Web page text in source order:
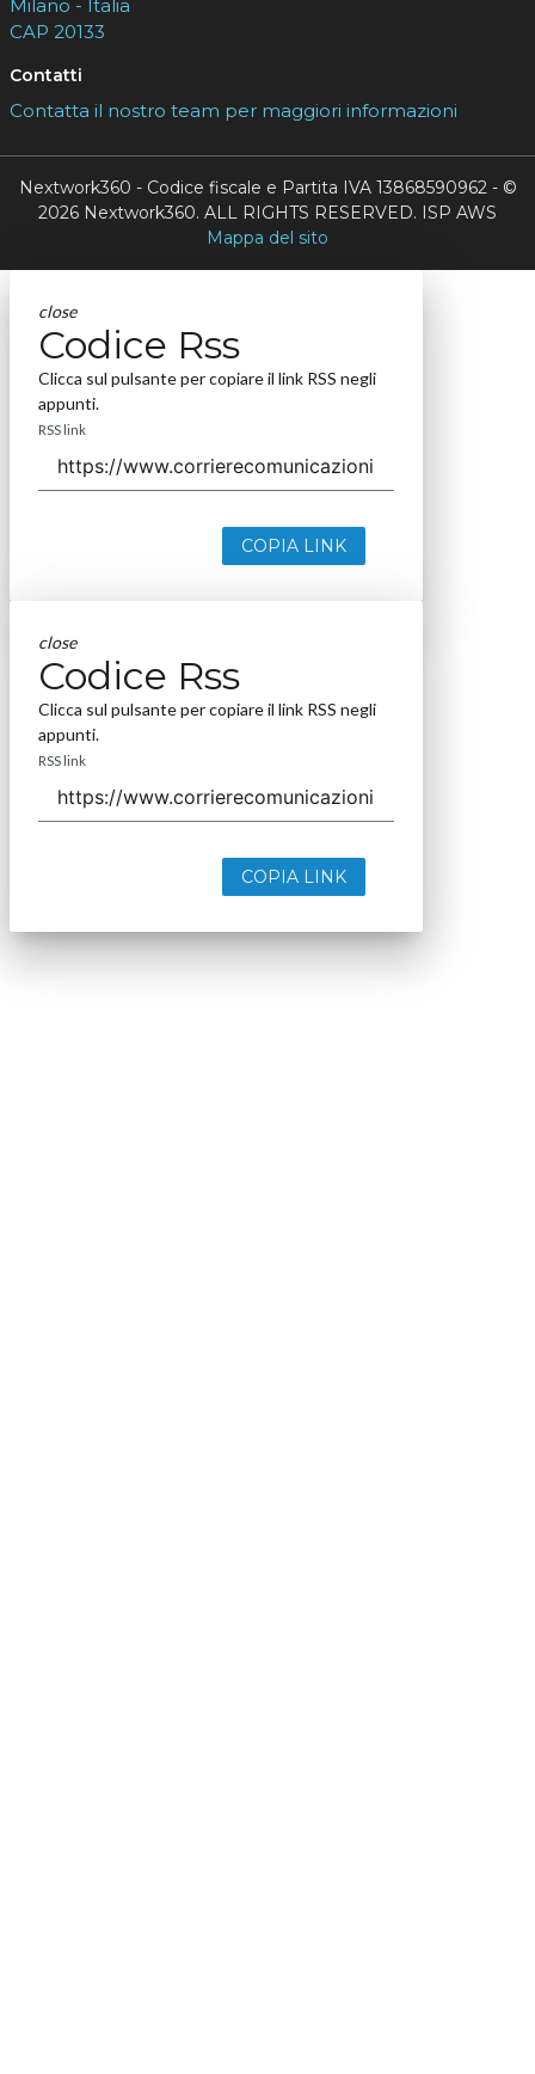
Milano - Italia
CAP 20133
Contatti
Contatta il nostro team per maggiori informazioni
Nextwork360 - Codice fiscale e Partita IVA 13868590962 - ©
2026 Nextwork360. ALL RIGHTS RESERVED. ISP AWS
Mappa del sito
close
Codice Rss
Clicca sul pulsante per copiare il link RSS negli
appunti.
RSS link
COPIA LINK
close
Codice Rss
Clicca sul pulsante per copiare il link RSS negli
appunti.
RSS link
COPIA LINK